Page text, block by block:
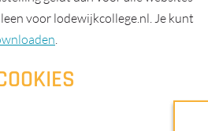
voor lodewijkcollege.nl. Je kunt
.